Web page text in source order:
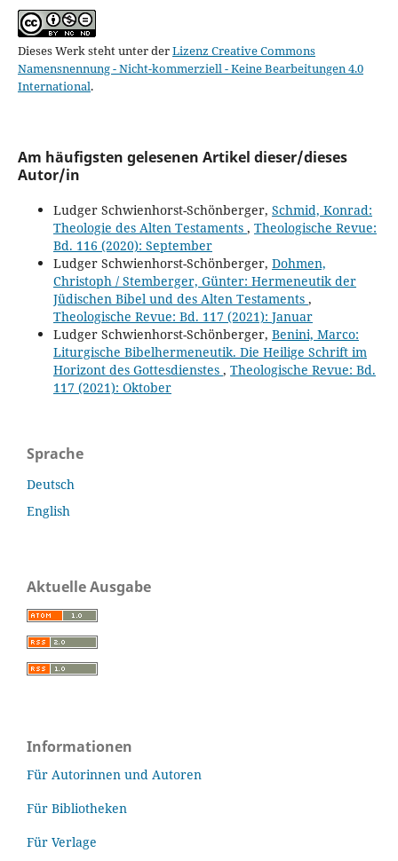
Dieses Werk steht unter derLizenz Creative Commons
Namensnennung - Nicht-kommerziell - Keine Bearbeitungen 4.0
International.
Am häufigsten gelesenen Artikel dieser/dieses
Autor/in
Ludger Schwienhorst-Schönberger, Schmid, Konrad:
Theologie des Alten Testaments , Theologische Revue:
Bd. 116 (2020): September
Ludger Schwienhorst-Schönberger, Dohmen,
Christoph / Stemberger, Günter: Hermeneutik der
Jüdischen Bibel und des Alten Testaments ,
Theologische Revue: Bd. 117 (2021): Januar
Ludger Schwienhorst-Schönberger, Benini, Marco:
Liturgische Bibelhermeneutik. Die Heilige Schrift im
Horizont des Gottesdienstes , Theologische Revue: Bd.
117 (2021): Oktober
Sprache
Deutsch
English
Aktuelle Ausgabe
Informationen
Für Autorinnen und Autoren
Für Bibliotheken
Für Verlage